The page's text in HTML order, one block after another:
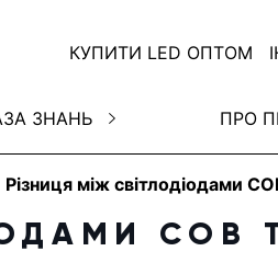
КУПИТИ LED ОПТОМ
ЗНАНЬ ПРО
Різниця між світлодіодами
COB